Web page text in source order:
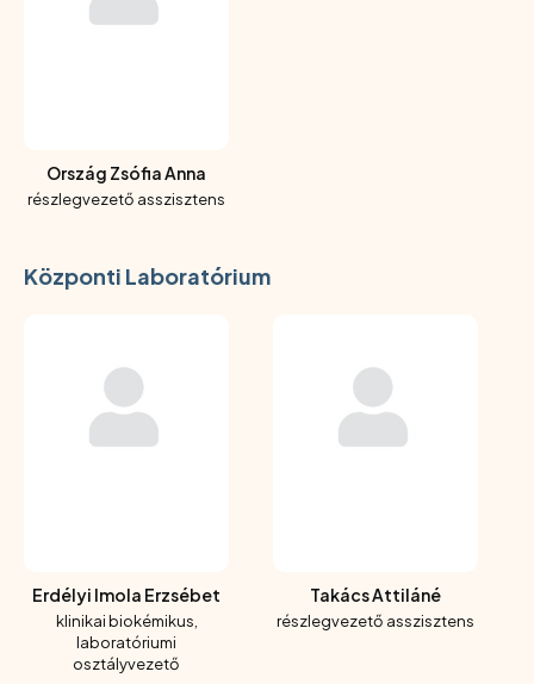
Ország Zsófia Anna
részlegvezető asszisztens
Központi Laboratórium
Erdélyi Imola Erzsébet
klinikai biokémikus,
laboratóriumi
osztályvezető
Takács Attiláné
részlegvezető asszisztens